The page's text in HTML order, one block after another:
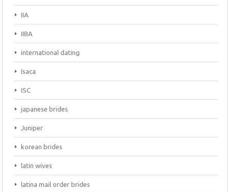
IIA
IIBA
international dating
Isaca
ISC
japanese brides
Juniper
korean brides
latin wives
latina mail order brides